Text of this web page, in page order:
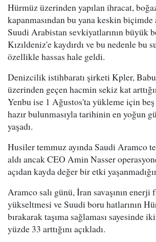
Hürmüz üzerinden yapılan ihracat,
kapanmasından bu yana keskin biçimde
Suudi Arabistan sevkiyatlarının büyük
Kızıldeniz'e kaydırdı ve bu nedenle bu
özellikle hassas hale geldi.
Denizcilik istihbaratı şirketi Kpler,
üzerinden geçen hacmin sekiz kat
Yenbu ise 1 Ağustos'ta yükleme için
hazır bulunmasıyla tarihinin en yoğun
yaşadı.
Husiler temmuz ayında Saudi Aramco
aldı ancak CEO Amin Nasser
açıdan kayda değer bir etki
Aramco salı günü, İran savaşının enerji
yükseltmesi ve Suudi boru hatlarının
bırakarak taşıma sağlaması sayesinde
yüzde 33 arttığını açıkladı.